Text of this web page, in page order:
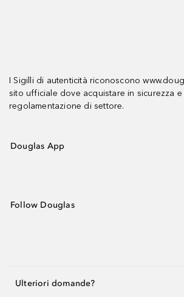
I Sigilli di autenticità riconoscono
sito ufficiale dove acquistare in sicurezza
regolamentazione di settore.
Douglas App
Follow Douglas
Ulteriori domande?